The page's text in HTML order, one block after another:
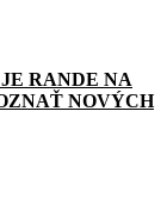
RANDE NA
NOVÝCH